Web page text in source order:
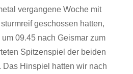
vergangene Woche mit
geschossen hatten,
09.45 nach Geismar zum
Spitzenspiel der beiden
Das Hinspiel hatten wir nach